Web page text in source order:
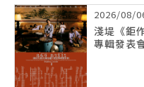
2026/08/
淺堤《鉅
專輯發表